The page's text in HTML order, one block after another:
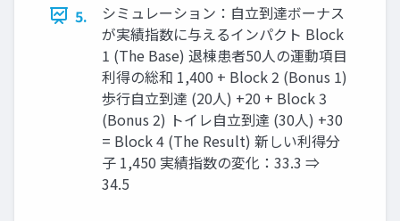
5.
シミュレーション：自立到達ボーナス
が実績指数に与えるインパクト Block
1 (The Base) 退棟患者50人の運動項目
利得の総和 1,400 + Block 2 (Bonus 1)
歩行自立到達 (20人) +20 + Block 3
(Bonus 2) トイレ自立到達 (30人) +30
= Block 4 (The Result) 新しい利得分
子 1,450 実績指数の変化：33.3 ⇒
34.5